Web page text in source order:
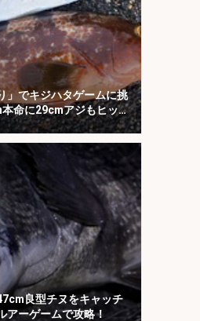
」でキジハタゲームに挑
命に29cmアジもヒッ
良型チヌをキャッチ
アーゲームで攻略！